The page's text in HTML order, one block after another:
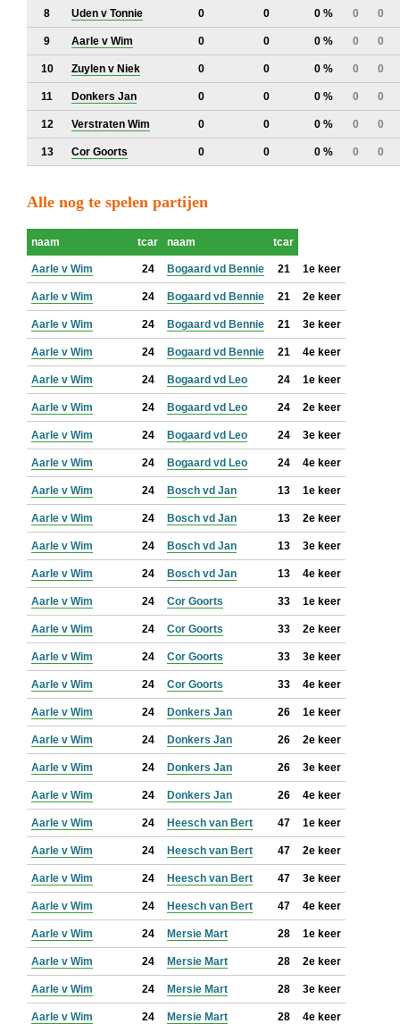
8 Uden v Tonnie 0 0 0 % 0 0
9 Aarle v Wim 0 0 0 % 0 0
10 Zuylen v Niek 0 0 0 % 0 0
11 Donkers Jan 0 0 0 % 0 0
12 Verstraten Wim 0 0 0 % 0 0
13 Cor Goorts 0 0 0 % 0 0
Alle nog te spelen partijen
naam tcar naam tcar
Aarle v Wim 24 Bogaard vd Bennie 21 1e keer
Aarle v Wim 24 Bogaard vd Bennie 21 2e keer
Aarle v Wim 24 Bogaard vd Bennie 21 3e keer
Aarle v Wim 24 Bogaard vd Bennie 21 4e keer
Aarle v Wim 24 Bogaard vd Leo 24 1e keer
Aarle v Wim 24 Bogaard vd Leo 24 2e keer
Aarle v Wim 24 Bogaard vd Leo 24 3e keer
Aarle v Wim 24 Bogaard vd Leo 24 4e keer
Aarle v Wim 24 Bosch vd Jan 13 1e keer
Aarle v Wim 24 Bosch vd Jan 13 2e keer
Aarle v Wim 24 Bosch vd Jan 13 3e keer
Aarle v Wim 24 Bosch vd Jan 13 4e keer
Aarle v Wim 24 Cor Goorts 33 1e keer
Aarle v Wim 24 Cor Goorts 33 2e keer
Aarle v Wim 24 Cor Goorts 33 3e keer
Aarle v Wim 24 Cor Goorts 33 4e keer
Aarle v Wim 24 Donkers Jan 26 1e keer
Aarle v Wim 24 Donkers Jan 26 2e keer
Aarle v Wim 24 Donkers Jan 26 3e keer
Aarle v Wim 24 Donkers Jan 26 4e keer
Aarle v Wim 24 Heesch van Bert 47 1e keer
Aarle v Wim 24 Heesch van Bert 47 2e keer
Aarle v Wim 24 Heesch van Bert 47 3e keer
Aarle v Wim 24 Heesch van Bert 47 4e keer
Aarle v Wim 24 Mersie Mart 28 1e keer
Aarle v Wim 24 Mersie Mart 28 2e keer
Aarle v Wim 24 Mersie Mart 28 3e keer
Aarle v Wim 24 Mersie Mart 28 4e keer